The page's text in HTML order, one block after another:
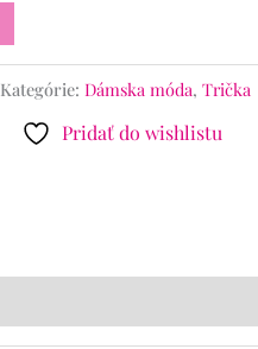
Kategórie: Dámska móda,Trička
Pridať do wishlistu